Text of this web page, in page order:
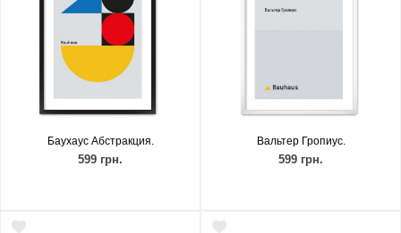
Баухаус Абстракция.
599 грн.
Вальтер Гропиус.
599 грн.